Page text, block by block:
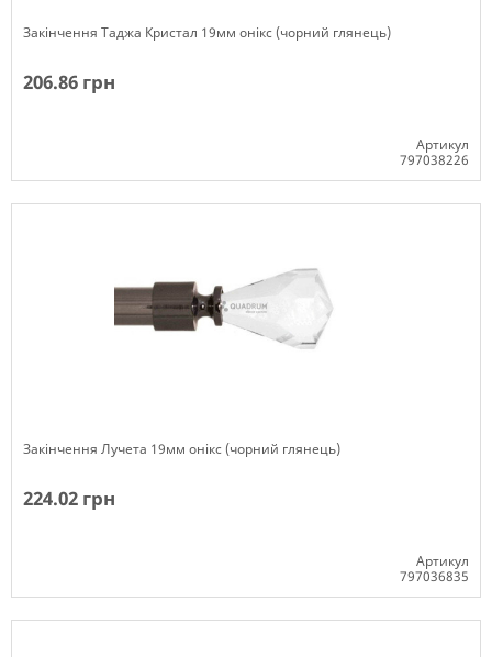
Закінчення Таджа Кристал 19мм онікс (чорний глянець)
206.86 грн
Артикул
797038226
Закінчення Лучета 19мм онікс (чорний глянець)
224.02 грн
Артикул
797036835